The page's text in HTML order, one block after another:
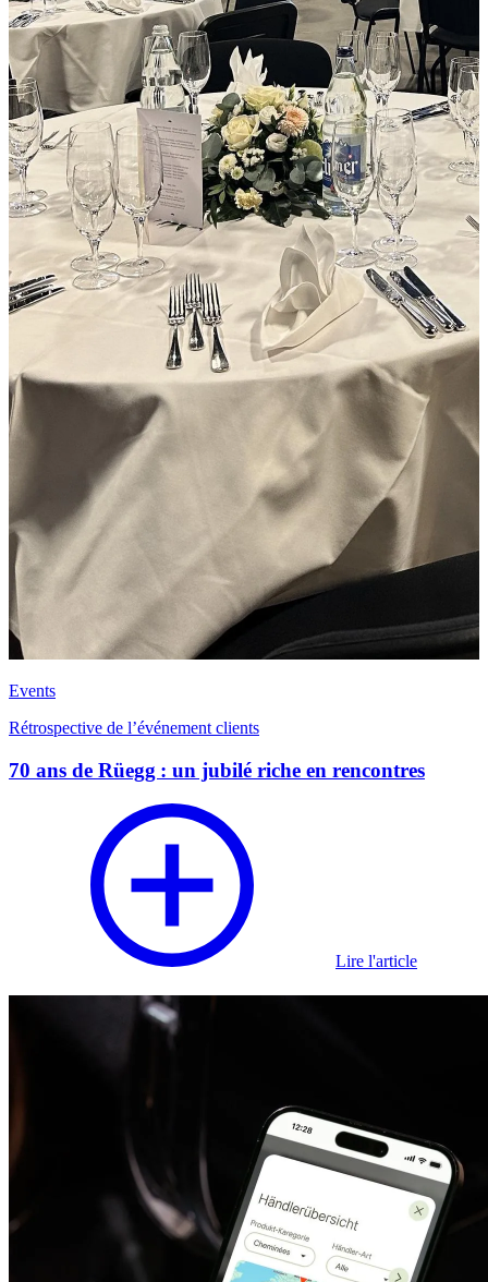
Events
Rétrospective de l’événement clients
70 ans de Rüegg : un jubilé riche en rencontres
Lire l'article